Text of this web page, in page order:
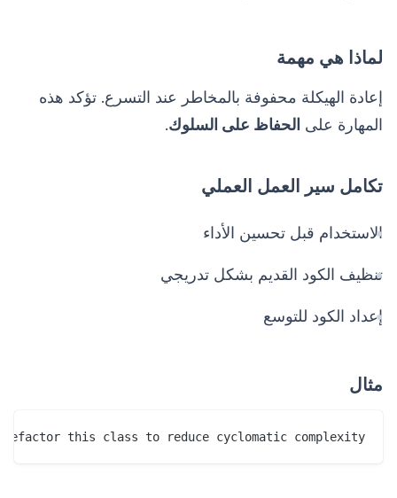
لماذا هي مهمة
إعادة الهيكلة محفوفة بالمخاطر عند التسرع. تؤكد هذه
المهارة على الحفاظ على السلوك.
تكامل سير العمل العملي
الاستخدام قبل تحسين الأداء
تنظيف الكود القديم بشكل تدريجي
إعداد الكود للتوسع
مثال
Refactor this class to reduce cyclomatic complexity.